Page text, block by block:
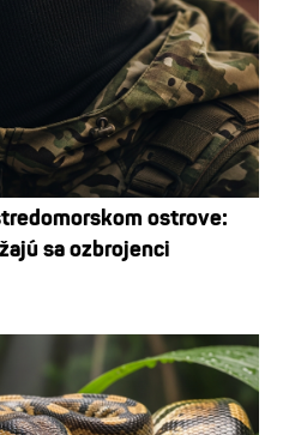
ostrove:
sa ozbrojenci